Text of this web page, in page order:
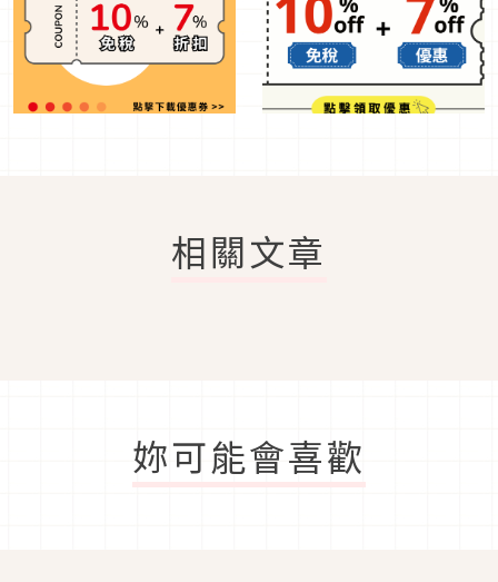
相關文章
妳可能會喜歡